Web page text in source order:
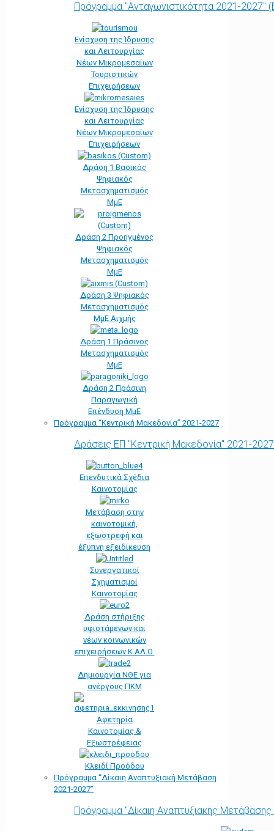
Πρόγραμμα "Ανταγωνιστικότητα 2021-
Ενίσχυση της Ίδρυσης
και Λειτουργίας
Νέων Μικρομεσαίων
Τουριστικών
Επιχειρήσεων
Ενίσχυση της Ίδρυσης
και Λειτουργίας
Νέων Μικρομεσαίων
Επιχειρήσεων
Δράση 1 Βασικός
Ψηφιακός
Μετασχηματισμός
ΜμΕ
Δράση 2 Προηγμένος
Ψηφιακός
Μετασχηματισμός
ΜμΕ
Δράση 3 Ψηφιακός
Μετασχηματισμός
ΜμΕ Αιχμής
Δράση 1 Πράσινος
Μετασχηματισμός
ΜμΕ
Δράση 2 Πράσινη
Παραγωγική
Επένδυση ΜμΕ
Πρόγραμμα “Κεντρική Μακεδονία” 2021-2027
Δράσεις ΕΠ "Κεντρική Μακεδονία" 2021-2027
Επενδυτικά Σχέδια
Καινοτομίας
Μετάβαση στην
καινοτομική,
εξωστρεφή και
έξυπνη εξειδίκευση
Συνεργατικοί
Σχηματισμοί
Καινοτομίας
Δράση στήριξης
υφιστάμενων και
νέων κοινωνικών
επιχειρήσεων Κ.ΑΛ.Ο.
Δημιουργία ΝΘΕ για
ανέργους ΠΚΜ
Αφετηρία
Kαινοτομίας &
Εξωστρέφειας
Κλειδί Προόδου
Πρόγραμμα “Δίκαιη Αναπτυξιακή Μετάβαση
2021-2027”
Πρόγραμμα "Δίκαιη Αναπτυξιακής